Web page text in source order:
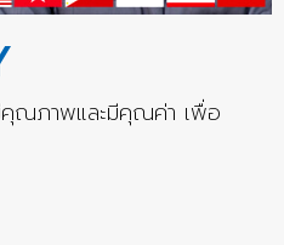
คุณภาพและมีคุณค่า เพื่อ